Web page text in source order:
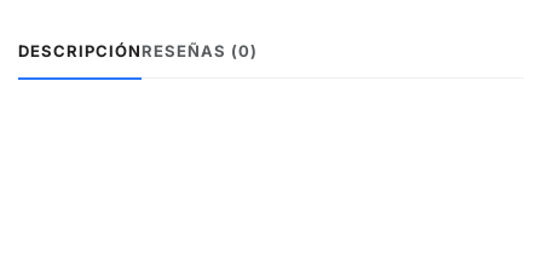
DESCRIPCIÓNRESEÑAS (0)